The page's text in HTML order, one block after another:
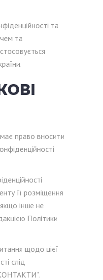
та
та
має право вносити
її розміщення
інше не
Політики
щодо цієї
слід